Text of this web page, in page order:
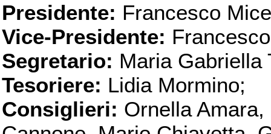
Presidente: Francesco
Vice-Presidente:
Segretario: Maria Gabriella
Tesoriere: Lidia Mormino;
Consiglieri: Ornella